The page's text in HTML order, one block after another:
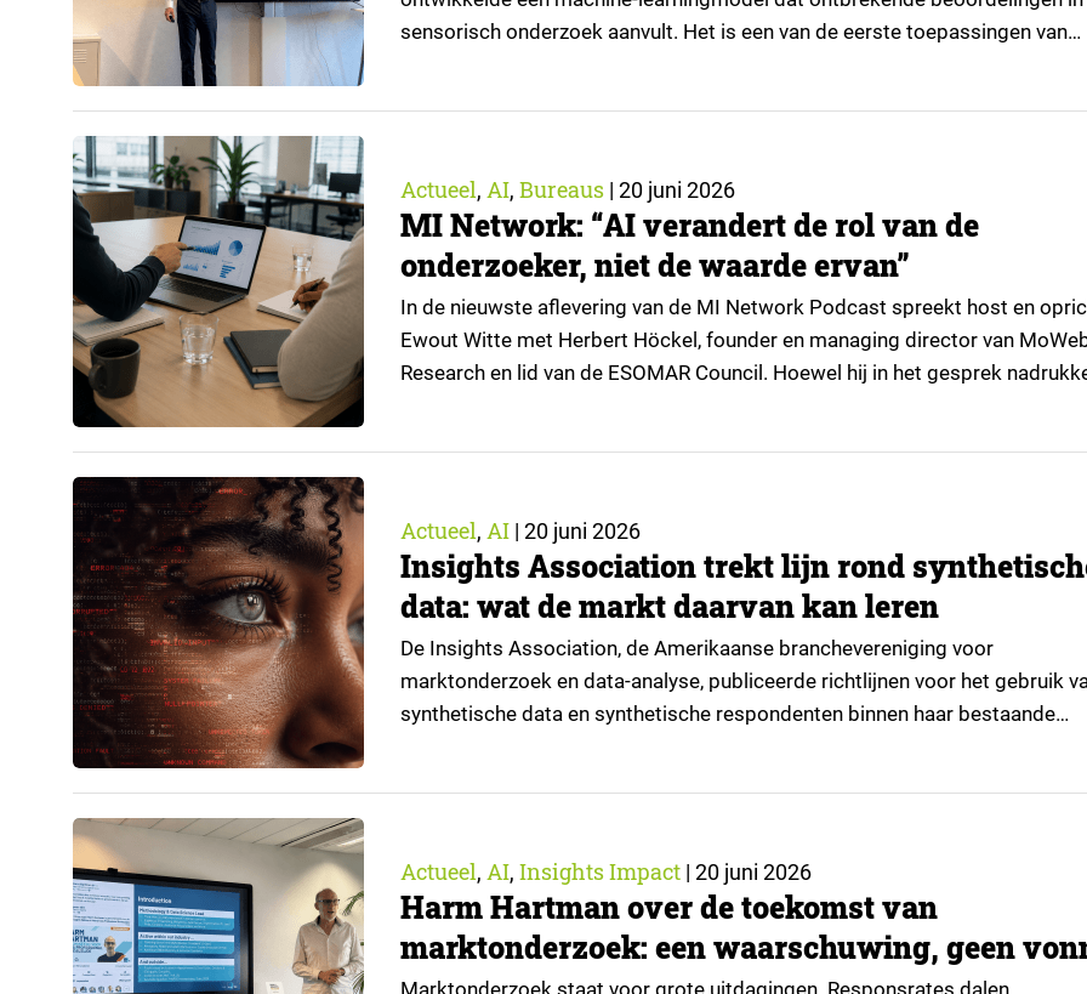
sensorisch onderzoek aanvult. Het is een van de eerste toepassingen van
Actueel, AI, Bureaus | 20 juni 2026
MI Network: “AI verandert de rol van de
onderzoeker, niet de waarde ervan”
In de nieuwste aflevering van de MI Network Podcast spreekt host en
Ewout Witte met Herbert Höckel, founder en managing director van
Research en lid van de ESOMAR Council. Hoewel hij in het gesprek
Actueel, AI | 20 juni 2026
Insights Association trekt lijn rond
data: wat de markt daarvan kan leren
De Insights Association, de Amerikaanse branchevereniging voor
marktonderzoek en data-analyse, publiceerde richtlijnen voor het gebruik
synthetische data en synthetische respondenten binnen haar bestaande
Actueel, AI, Insights Impact | 20 juni 2026
Harm Hartman over de toekomst van
marktonderzoek: een waarschuwing, geen
Marktonderzoek staat voor grote uitdagingen. Responsrates dalen,